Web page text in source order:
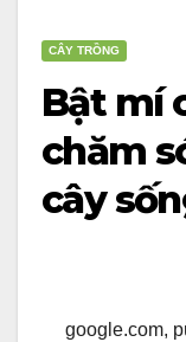
CÂY TRỒNG
Bật mí
chăm
cây
google.com,